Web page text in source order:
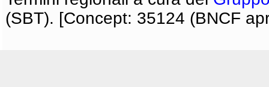
(SBT). [Concept: 35124 (BNCF